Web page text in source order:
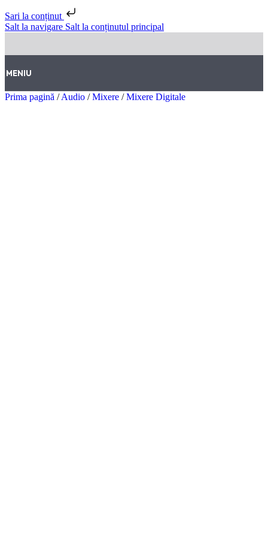
Sari la conținut
Salt la navigare Salt la conținutul principal
MENIU
Prima pagină / Audio / Mixere / Mixere Digitale